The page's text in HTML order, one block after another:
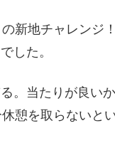
新地チャレンジ
した。
。当たりが良い
憩を取らないと